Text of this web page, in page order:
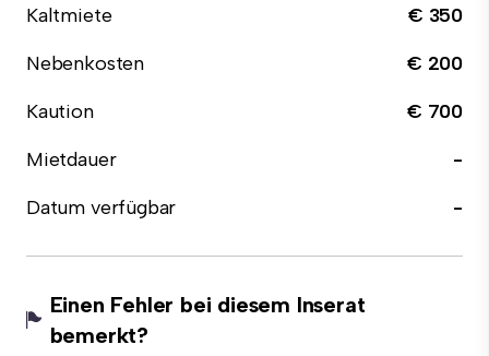
Kaltmiete
€ 350
Nebenkosten
€ 200
Kaution
€ 700
Mietdauer
-
Datum verfügbar
-
Einen Fehler bei diesem Inserat
bemerkt?